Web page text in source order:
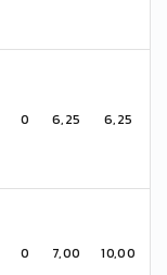
0 6,25 6,25
0 7,00 10,00